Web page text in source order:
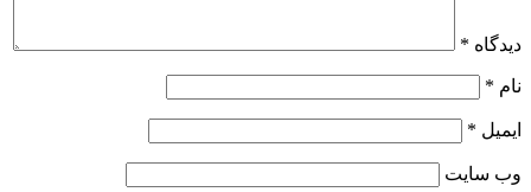
دیدگاه *
نام *
ایمیل *
وب‌ سایت